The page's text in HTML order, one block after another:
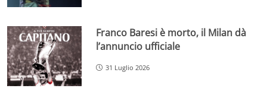
Franco Baresi è morto, il Milan dà
l’annuncio ufficiale
31 Luglio 2026